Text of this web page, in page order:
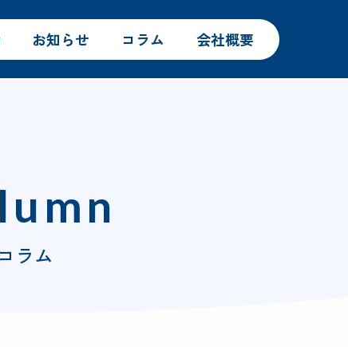
お知らせ コラム 会社概要
コラム